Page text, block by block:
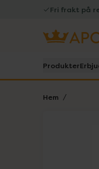
Fri frakt på
Produkter
Hem